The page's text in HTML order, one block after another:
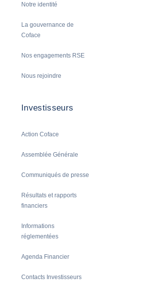
Notre identité
La gouvernance de
Coface
Nos engagements RSE
Nous rejoindre
Investisseurs
Action Coface
Assemblée Générale
Communiqués de presse
Résultats et rapports
financiers
Informations
réglementées
Agenda Financier
Contacts Investisseurs